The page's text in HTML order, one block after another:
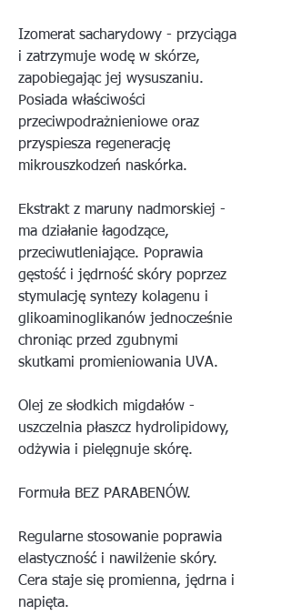
Izomerat sacharydowy - przyciąga
i zatrzymuje wodę w skórze,
zapobiegając jej wysuszaniu.
Posiada właściwości
przeciwpodrażnieniowe oraz
przyspiesza regenerację
mikrouszkodzeń naskórka.
Ekstrakt z maruny nadmorskiej -
ma działanie łagodzące,
przeciwutleniające. Poprawia
gęstość i jędrność skóry poprzez
stymulację syntezy kolagenu i
glikoaminoglikanów jednocześnie
chroniąc przed zgubnymi
skutkami promieniowania UVA.
Olej ze słodkich migdałów -
uszczelnia płaszcz hydrolipidowy,
odżywia i pielęgnuje skórę.
Formuła BEZ PARABENÓW.
Regularne stosowanie poprawia
elastyczność i nawilżenie skóry.
Cera staje się promienna, jędrna i
napięta.